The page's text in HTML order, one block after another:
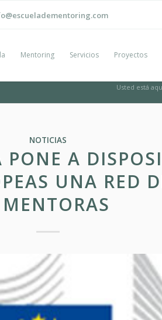
Mentoring Servicios Proyectos
Usted está
NOTICIAS
A
UNA RED